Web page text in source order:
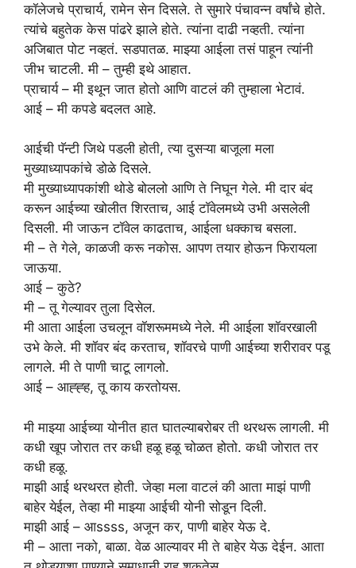
कॉलेजचे प्राचार्य, रामेन सेन दिसले. ते सुमारे पंचावन्न वर्षांचे होते.
त्यांचे बहुतेक केस पांढरे झाले होते. त्यांना दाढी नव्हती. त्यांना
अजिबात पोट नव्हतं. सडपातळ. माझ्या आईला तसं पाहून त्यांनी
जीभ चाटली. मी – तुम्ही इथे आहात.
प्राचार्य – मी इथून जात होतो आणि वाटलं की तुम्हाला भेटावं.
आई – मी कपडे बदलत आहे.
आईची पॅन्टी जिथे पडली होती, त्या दुसऱ्या बाजूला मला
मुख्याध्यापकांचे डोळे दिसले.
मी मुख्याध्यापकांशी थोडे बोललो आणि ते निघून गेले. मी दार बंद
करून आईच्या खोलीत शिरताच, आई टॉवेलमध्ये उभी असलेली
दिसली. मी जाऊन टॉवेल काढताच, आईला धक्काच बसला.
मी – ते गेले, काळजी करू नकोस. आपण तयार होऊन फिरायला
जाऊया.
आई – कुठे?
मी – तू गेल्यावर तुला दिसेल.
मी आता आईला उचलून वॉशरूममध्ये नेले. मी आईला शॉवरखाली
उभे केले. मी शॉवर बंद करताच, शॉवरचे पाणी आईच्या शरीरावर पडू
लागले. मी ते पाणी चाटू लागलो.
आई – आह्ह्ह, तू काय करतोयस.
मी माझ्या आईच्या योनीत हात घातल्याबरोबर ती थरथरू लागली. मी
कधी खूप जोरात तर कधी हळू हळू चोळत होतो. कधी जोरात तर
कधी हळू.
माझी आई थरथरत होती. जेव्हा मला वाटलं की आता माझं पाणी
बाहेर येईल, तेव्हा मी माझ्या आईची योनी सोडून दिली.
माझी आई – आssss, अजून कर, पाणी बाहेर येऊ दे.
मी – आता नको, बाळा. वेळ आल्यावर मी ते बाहेर येऊ देईन. आता